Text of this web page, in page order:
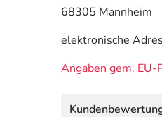
68305 Mannheim
elektronische
Angaben gem. EU-